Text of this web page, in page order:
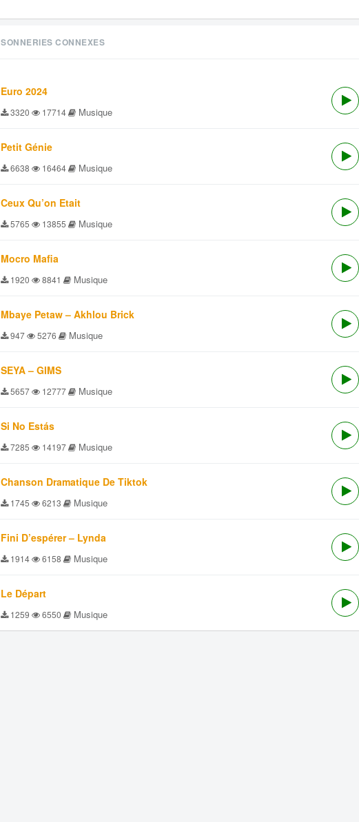
SONNERIES CONNEXES
Euro 2024
3320 17714 Musique
Petit Génie
6638 16464 Musique
Ceux Qu’on Etait
5765 13855 Musique
Mocro Mafia
1920 8841 Musique
Mbaye Petaw – Akhlou Brick
947 5276 Musique
SEYA – GIMS
5657 12777 Musique
Si No Estás
7285 14197 Musique
Chanson Dramatique De Tiktok
1745 6213 Musique
Fini D’espérer – Lynda
1914 6158 Musique
Le Départ
1259 6550 Musique